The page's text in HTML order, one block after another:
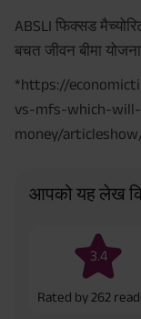
ABSLI फिक्सड
बचत जीवन बीमा
*https://
vs-mfs-which-
money/
आपको यह लेख
3.4
Rated by 262